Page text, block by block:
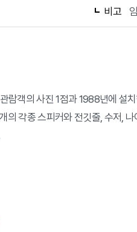
비고
람객의 사진 1점과 1988년에 설
각종 스피커와 전깃줄, 수저,